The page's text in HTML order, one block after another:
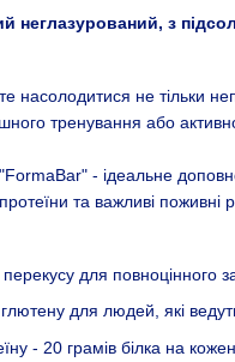
неглазурований, з
насолодитися не тільки
тренування або
- ідеальне
протеїни та важливі
для повноцінного
глютену для людей, які
- 20 грамів білка на